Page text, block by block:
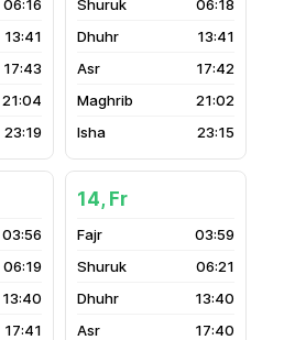
06:16
13:41
17:43
21:04
23:19
06:18
13:41
17:42
21:02
23:15
03:56
06:19
13:40
17:41
14, Fr
03:59
06:21
13:40
17:40